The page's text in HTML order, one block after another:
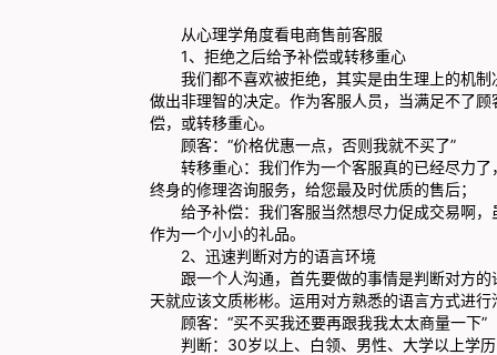
从心理学角度看电商售前客服
1、拒绝之后给予补偿或转移重心
我们都不喜欢被拒绝，其实是由生理上的机制
做出非理智的决定。作为客服人员，当满足不了
偿，或转移重心。
顾客：“价格优惠一点，否则我就不买了”
转移重心：我们作为一个客服真的已经尽力了
终身的修理咨询服务，给您最及时优质的售后；
给予补偿：我们客服当然想尽力促成交易啊，
作为一个小小的礼品。
2、迅速判断对方的语言环境
跟一个人沟通，首先要做的事情是判断对方的
天就应该文质彬彬。运用对方熟悉的语言方式进
顾客：“买不买我还要再跟我我太太商量一下”
判断：30岁以上、白领、男性、大学以上学